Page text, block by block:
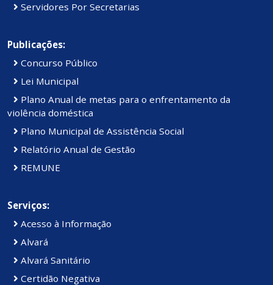
Servidores Por Secretarias
Publicações:
Concurso Público
Lei Municipal
Plano Anual de metas para o enfrentamento da
violência doméstica
Plano Municipal de Assistência Social
Relatório Anual de Gestão
REMUNE
Serviços:
Acesso à Informação
Alvará
Alvará Sanitário
Certidão Negativa